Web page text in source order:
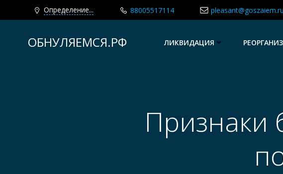
Определение... 88005517114 pleasant@goszaiem.ru
содержимомуОБНУЛЯЕМСЯ.РФ ЛИКВИДАЦИЯ
Признаки